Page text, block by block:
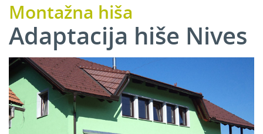
Montažna hiša
Adaptacija hiše Nives